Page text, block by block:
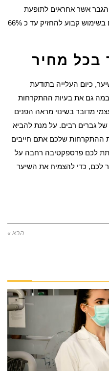
אשר אחראים לתופעת
ההתקרחות והם מאפשרים לגברים בשימוש קבוע להחזיק עד כ 66%
מחיר
כיום העלייה בתודעת
גם את בעיות ההתקרחות
מדובר בשינוי מראה הפנים
גברים רבים. על מנת להביא
שלכם אתם חייבים
לכם פרספקטיבה רחבה על
כדי להצמיח את השיער
הבא »